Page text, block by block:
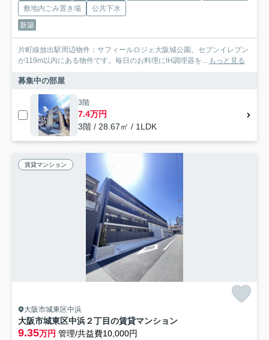
敷地内ごみ置き場
公共下水
新築
片町線放出駅周辺物件：サフィールロジェ大阪城公園。セブンイレブン
が119m以内にある物件です。毎日のお料理にIH調理器を... もっと見る
募集中の部屋
3階
7.4万円
3階 / 28.67㎡ / 1LDK
賃貸マンション
大阪市城東区中浜
大阪市城東区中浜２丁目の賃貸マンション
9.35万円 管理/共益費10,000円